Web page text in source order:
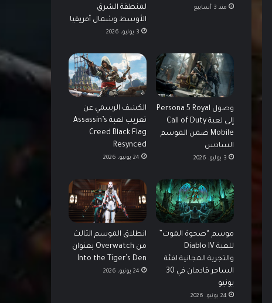
منذ 3 أسابيع
لمنطقة الشرق
الأوسط وشمال أفريقيا
3 يوليو، 2026
وصول Persona 5 Royal
إلى لعبة Call of Duty
Mobile ضمن الموسم
السادس
3 يوليو، 2026
الكشف الرسمي عن
تعريب لعبة Assassin’s
Creed Black Flag
Resynced
24 يونيو، 2026
موسم “صحوة الموت”
للعبة Diablo IV
والتجربة المجانية لفئة
الساحر قادمان في 30
يونيو
24 يونيو، 2026
انطلاق الموسم الثالث
من Overwatch بعنوان
Into the Tiger’s Den
24 يونيو، 2026